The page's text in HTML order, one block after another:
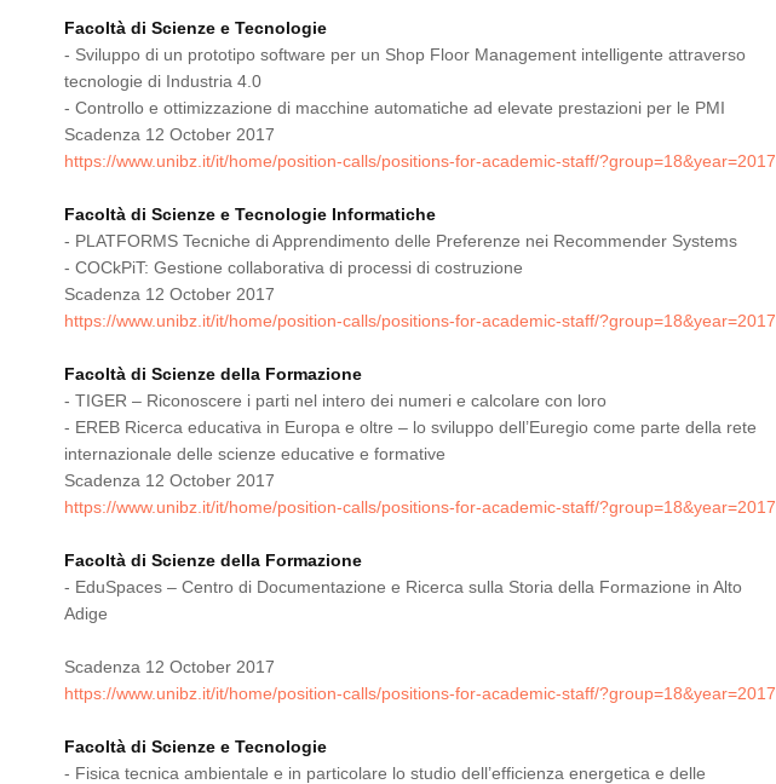
Facoltà di Scienze e Tecnologie
- Sviluppo di un prototipo software per un Shop Floor Management intelligente attraverso
tecnologie di Industria 4.0
- Controllo e ottimizzazione di macchine automatiche ad elevate prestazioni per le PMI
Scadenza 12 October 2017
https://www.unibz.it/it/home/position-calls/positions-for-academic-staff/?group=18&year=2017
Facoltà di Scienze e Tecnologie Informatiche
- PLATFORMS Tecniche di Apprendimento delle Preferenze nei Recommender Systems
- COCkPiT: Gestione collaborativa di processi di costruzione
Scadenza 12 October 2017
https://www.unibz.it/it/home/position-calls/positions-for-academic-staff/?group=18&year=2017
Facoltà di Scienze della Formazione
- TIGER – Riconoscere i parti nel intero dei numeri e calcolare con loro
- EREB Ricerca educativa in Europa e oltre – lo sviluppo dell’Euregio come parte della rete
internazionale delle scienze educative e formative
Scadenza 12 October 2017
https://www.unibz.it/it/home/position-calls/positions-for-academic-staff/?group=18&year=2017
Facoltà di Scienze della Formazione
- EduSpaces – Centro di Documentazione e Ricerca sulla Storia della Formazione in Alto
Adige
Scadenza 12 October 2017
https://www.unibz.it/it/home/position-calls/positions-for-academic-staff/?group=18&year=2017
Facoltà di Scienze e Tecnologie
- Fisica tecnica ambientale e in particolare lo studio dell’efficienza energetica e delle